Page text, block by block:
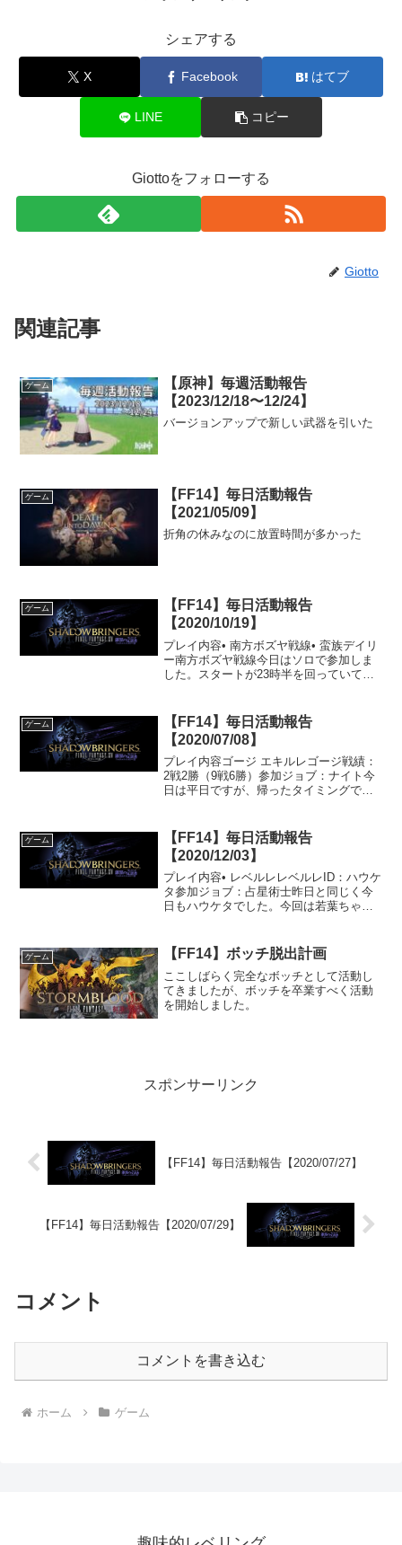
シェアする
X Facebook はてブ
LINE コピー
Giottoをフォローする
Giotto
関連記事
ゲーム
【原神】毎週活動報告
【2023/12/18〜12/24】
バージョンアップで新しい武器を引いた
ゲーム
【FF14】毎日活動報告
【2021/05/09】
折角の休みなのに放置時間が多かった
ゲーム
【FF14】毎日活動報告
【2020/10/19】
プレイ内容• 南方ボズヤ戦線• 蛮族デイリ
ー南方ボズヤ戦線今日はソロで参加しま
した。スタートが23時半を回っていて、1
に時間を使えたと思います。これまでの
攻城戦は全てF...
ゲーム
【FF14】毎日活動報告
【2020/07/08】
プレイ内容ゴージ エキルレゴージ戦績：
2戦2勝（9戦6勝）参加ジョブ：ナイト今
日は平日ですが、帰ったタイミングでゴ
でした。自分が参加するまでに何戦して
いたかわわかりま...
ゲーム
【FF14】毎日活動報告
【2020/12/03】
プレイ内容• レベルレレベルレID：ハウケ
タ参加ジョブ：占星術士昨日と同じく今
日もハウケタでした。今回は若葉ちゃん
今日はなんと12分でクリアできました。
レベルシンクさ...
ゲーム 【FF14】ボッチ脱出計画
ここしばらく完全なボッチとして活動し
てきましたが、ボッチを卒業すべく活動
を開始しました。
スポンサーリンク
【FF14】毎日活動報告【2020/07/27】
【FF14】毎日活動報告【2020/07/29】
コメント
コメントを書き込む
ホーム ゲーム